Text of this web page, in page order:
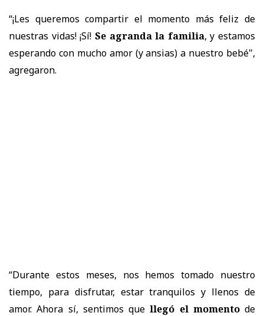
“¡Les queremos compartir el momento más feliz de
nuestras vidas! ¡Sí! Se agranda la familia, y estamos
esperando con mucho amor (y ansias) a nuestro bebé",
agregaron.
“Durante estos meses, nos hemos tomado nuestro
tiempo, para disfrutar, estar tranquilos y llenos de
amor. Ahora sí, sentimos que llegó el momentode